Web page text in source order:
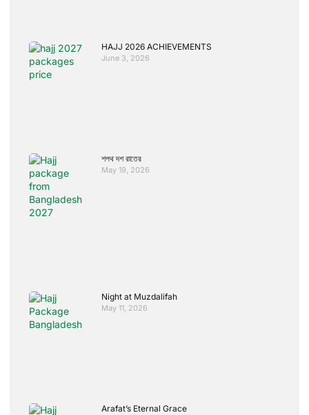
HAJJ 2026 ACHIEVEMENTS
June 3, 2026
শপথ দশ রাতের
May 19, 2026
Night at Muzdalifah
May 11, 2026
Arafat’s Eternal Grace